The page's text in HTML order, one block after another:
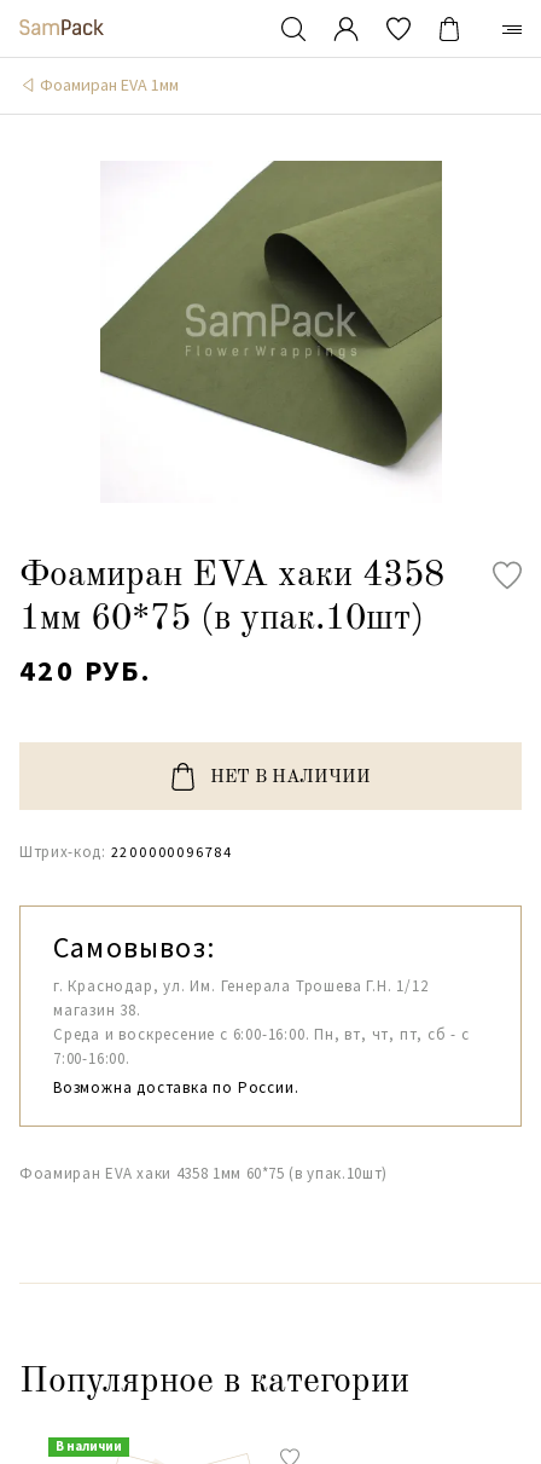
Фоамиран EVA 1мм
Фоамиран EVA хаки 4358
1мм 60*75 (в упак.10шт)
420 РУБ.
НЕТ В НАЛИЧИИ
Штрих-код: 2200000096784
Самовывоз:
г. Краснодар, ул. Им. Генерала Трошева Г.Н. 1/12
магазин 38.
Среда и воскресение с 6:00-16:00. Пн, вт, чт, пт, сб - с
7:00-16:00.
Возможна доставка по России.
Фоамиран EVA хаки 4358 1мм 60*75 (в упак.10шт)
Популярное в категории
В наличии